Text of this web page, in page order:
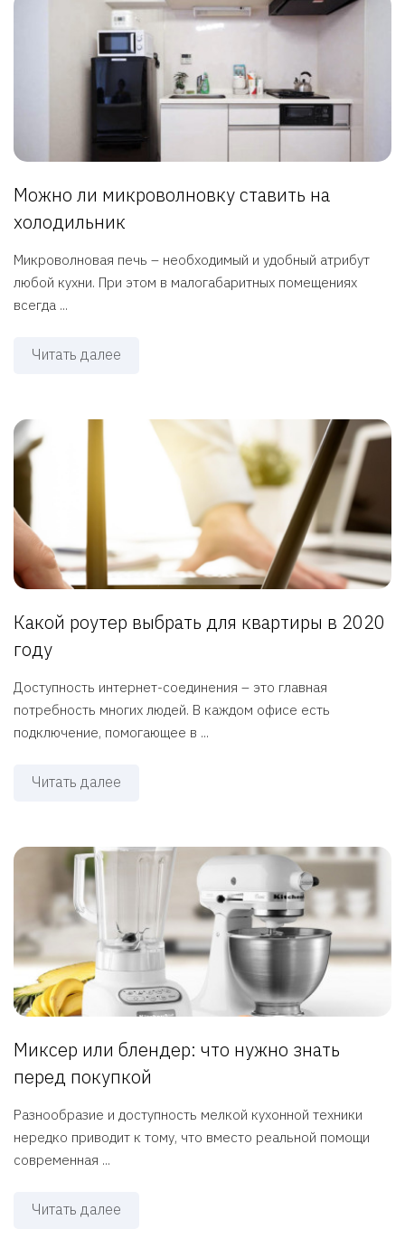
Можно ли микроволновку ставить на
холодильник
Микроволновая печь – необходимый и удобный атрибут
любой кухни. При этом в малогабаритных помещениях
всегда ...
Читать далее
Какой роутер выбрать для квартиры в 2020
году
Доступность интернет-соединения – это главная
потребность многих людей. В каждом офисе есть
подключение, помогающее в ...
Читать далее
Миксер или блендер: что нужно знать
перед покупкой
Разнообразие и доступность мелкой кухонной техники
нередко приводит к тому, что вместо реальной помощи
современная ...
Читать далее